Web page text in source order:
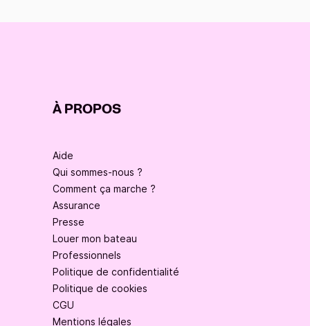
À PROPOS
Aide
Qui sommes-nous ?
Comment ça marche ?
Assurance
Presse
Louer mon bateau
Professionnels
Politique de confidentialité
Politique de cookies
CGU
Mentions légales